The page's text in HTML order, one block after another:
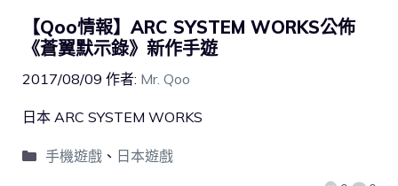
【Qoo情報】ARC SYSTEM WORKS公佈
《蒼翼默示錄》新作手遊
2017/08/09 作者: Mr. Qoo
日本 ARC SYSTEM WORKS
手機遊戲、 日本遊戲